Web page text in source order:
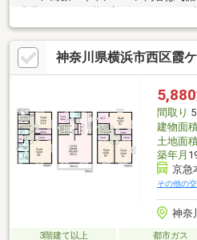
お子様の多い家庭にも嬉しい４
税金・費用・手続きなど不動産購入
不安でも気軽にお問い合わせくださ
購入をお手伝いいたします。
神奈川県横浜市西区霞
5,880
間取り
建物面
土地面
築年月
京急
その他の
神奈
3階建て以上 都市ガス